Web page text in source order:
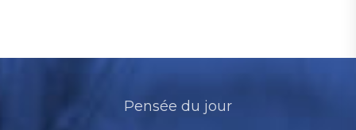
Pensée du jour